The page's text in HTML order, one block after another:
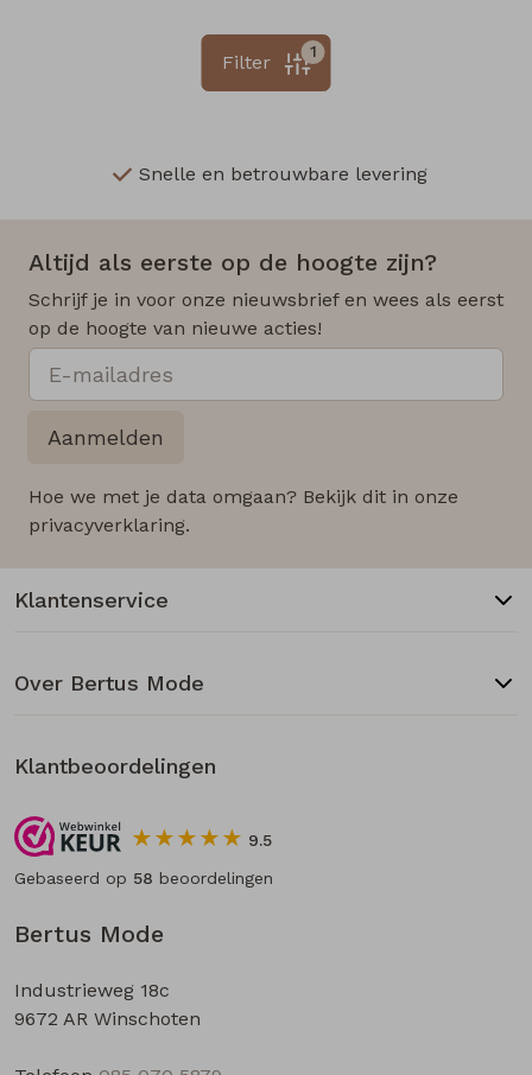
1
Filter
Snelle en betrouwbare levering
Altijd als eerste op de hoogte zijn?
Schrijf je in voor onze nieuwsbrief en wees als eerst
op de hoogte van nieuwe acties!
Aanmelden
Hoe we met je data omgaan? Bekijk dit in onze
privacyverklaring.
Bertus Mode
Industrieweg 18c
9672 AR Winschoten
Klantenservice
Over Bertus Mode
Klantbeoordelingen
9.5
Gebaseerd op 58 beoordelingen